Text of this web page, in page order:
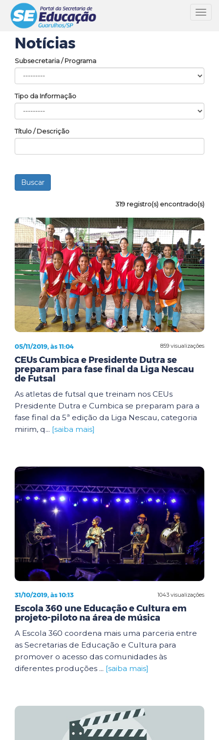
Notícias
Subsecretaria / Programa
Tipo da Informação
Título / Descrição
319 registro(s) encontrado(s)
859 visualizações
05/11/2019, às 11:04
CEUs Cumbica e Presidente Dutra se
preparam para fase final da Liga Nescau
de Futsal
As atletas de futsal que treinam nos CEUs
Presidente Dutra e Cumbica se preparam para a
fase final da 5ª edição da Liga Nescau, categoria
mirim, q... [saiba mais]
1043 visualizações
31/10/2019, às 10:13
Escola 360 une Educação e Cultura em
projeto-piloto na área de música
A Escola 360 coordena mais uma parceria entre
as Secretarias de Educação e Cultura para
promover o acesso das comunidades às
diferentes produções ... [saiba mais]